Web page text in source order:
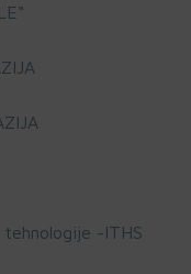
tehnologije -ITHS